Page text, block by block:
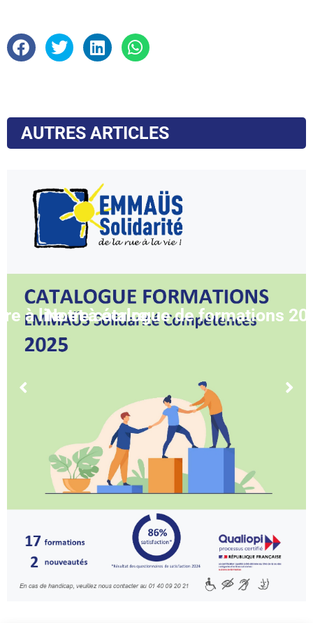
AUTRES ARTICLES
à lire et à écrire
Notre catalogue de formations